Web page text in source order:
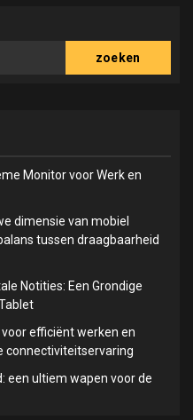
zoeken
Monitor voor Werk en
dimensie van mobiel
tussen draagbaarheid
Notities: Een Grondige
efficiënt werken en
connectiviteitservaring
een ultiem wapen voor de